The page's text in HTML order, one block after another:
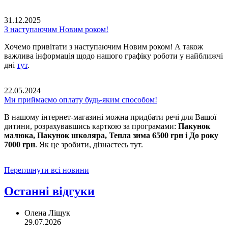
31.12.2025
З наступаючим Новим роком!
Хочемо привітати з наступаючим Новим роком! А також
важлива інформація щодо нашого графіку роботи у найближчі
дні тут.
22.05.2024
Ми приймаємо оплату будь-яким способом!
В нашому інтернет-магазині можна придбати речі для Вашої
дитини, розрахувавшись карткою за програмами: Пакунок
малюка, Пакунок школяра, Тепла зима 6500 грн і До року
7000 грн. Як це зробити, дізнаєтесь тут.
Переглянути всі новини
Останні відгуки
Олена Ліщук
29.07.2026